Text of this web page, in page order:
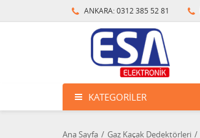
ANKARA: 0312 385 52 81
KATEGORILER
Ana Sayfa Gaz Kaçak Dedektörleri